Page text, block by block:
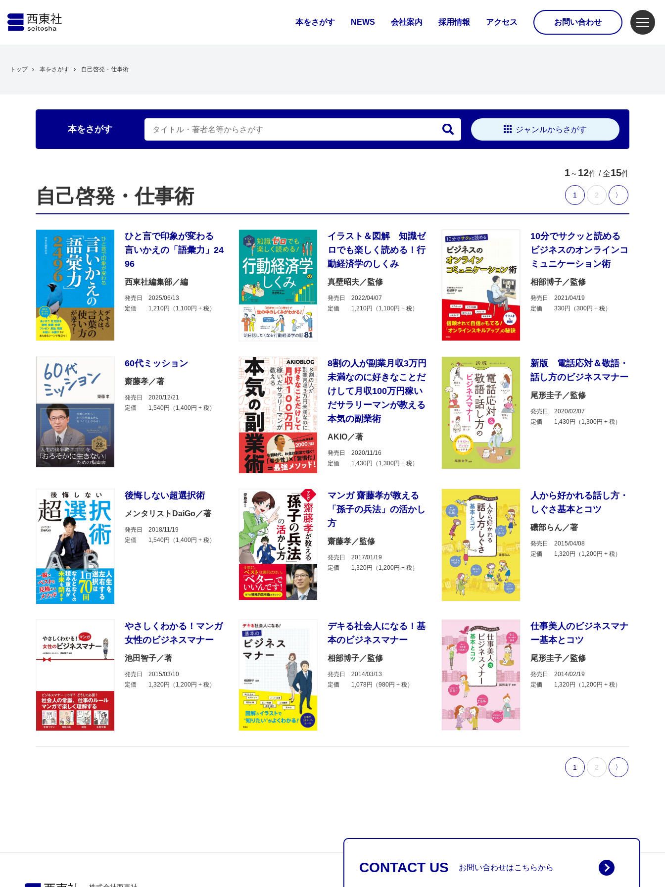
本をさがす NEWS 会社案内 採用情報 アクセス お問い合わせ
トップ 本をさがす 自己啓発・仕事術
本をさがす ジャンルからさがす
自己啓発・仕事術
1～ 12件 / 全15件
1 2 〉
ひと言で印象が変わる
言いかえの「語彙力」24
96
西東社編集部／編
発売日
2025/06/13
定価
1,210円（1,100円 + 税）
イラスト＆図解 知識ゼ
ロでも楽しく読める！行
動経済学のしくみ
真壁昭夫／監修
発売日
2022/04/07
定価
1,210円（1,100円 + 税）
10分でサクッと読める
ビジネスのオンラインコ
ミュニケーション術
相部博子／監修
発売日
2021/04/19
定価
330円（300円 + 税）
60代ミッション
齋藤孝／著
発売日
2020/12/21
定価
1,540円（1,400円 + 税）
8割の人が副業月収3万円
未満なのに好きなことだ
けして月収100万円稼い
だサラリーマンが教える
本気の副業術
AKIO／著
発売日
2020/11/16
定価
1,430円（1,300円 + 税）
新版 電話応対＆敬語・
話し方のビジネスマナー
尾形圭子／監修
発売日
2020/02/07
定価
1,430円（1,300円 + 税）
後悔しない超選択術
メンタリストDaiGo／著
発売日
2018/11/19
定価
1,540円（1,400円 + 税）
マンガ 齋藤孝が教える
「孫子の兵法」の活かし
方
齋藤孝／監修
発売日
2017/01/19
定価
1,320円（1,200円 + 税）
人から好かれる話し方・
しぐさ基本とコツ
磯部らん／著
発売日
2015/04/08
定価
1,320円（1,200円 + 税）
やさしくわかる！マンガ
女性のビジネスマナー
池田智子／著
発売日
2015/03/10
定価
1,320円（1,200円 + 税）
デキる社会人になる！基
本のビジネスマナー
相部博子／監修
発売日
2014/03/13
定価
1,078円（980円 + 税）
仕事美人のビジネスマナ
ー基本とコツ
尾形圭子／監修
発売日
2014/02/19
定価
1,320円（1,200円 + 税）
1 2 〉
CONTACT US お問い合わせはこちらから